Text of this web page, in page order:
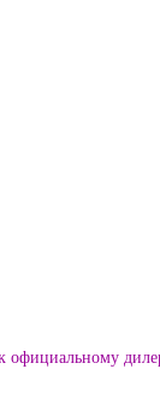
официальному